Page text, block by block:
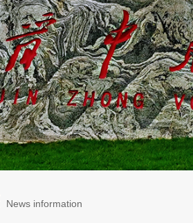
News information